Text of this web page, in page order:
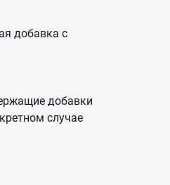
добавка с
добавки
случае